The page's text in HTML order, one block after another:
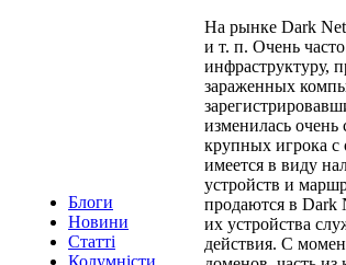
Блоги
Новини
Статті
Колумністи
На рынке Dark
и т. п. Очень
инфраструктуру,
зараженных
изменилась
крупных игрока с
имеется в виду
устройств и
продаются в Dark
их устройства
действия. С